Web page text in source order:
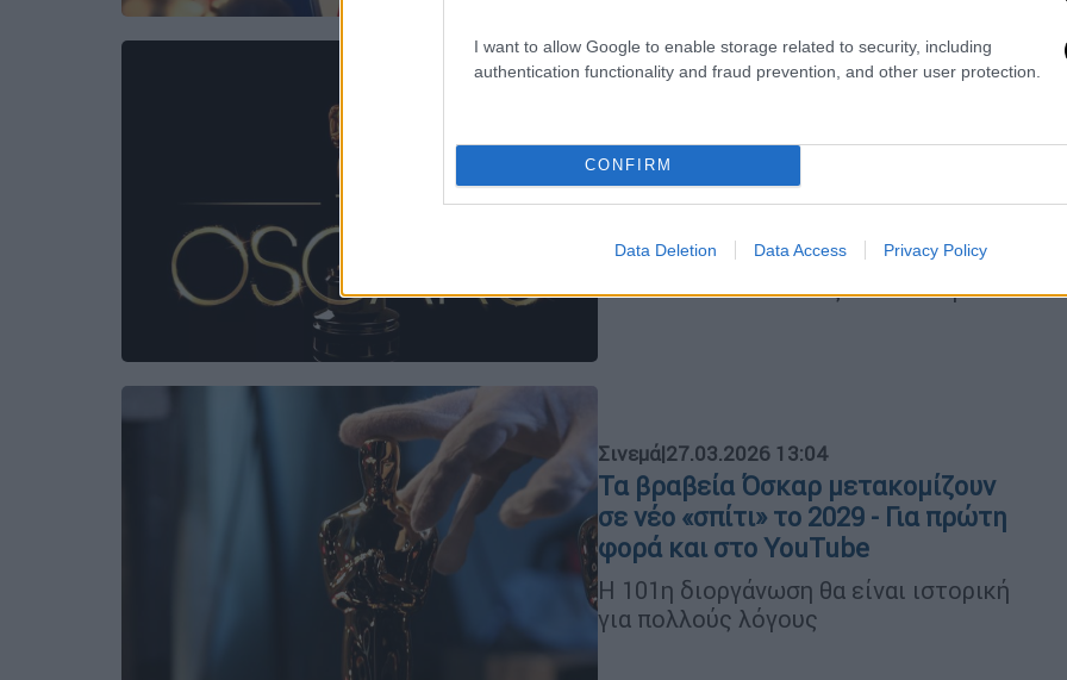
I want to allow Google to enable storage related to security, including
authentication functionality and fraud prevention, and other user protection.
CONFIRM
Data Deletion Data Access Privacy Policy
99ά και 100ά Όσκαρ - Τελευταία
μετάδοση στο ABC πριν το
Οι υποψηφιότητες για τα Όσκαρ 2027
θα ανακοινωθούν στις 21 Ιανουαρίου
Σινεμά|27.03.2026 13:04
Τα βραβεία Όσκαρ μετακομίζουν
σε νέο «σπίτι» το 2029 - Για πρώτη
φορά και στο YouTube
Η 101η διοργάνωση θα είναι ιστορική
για πολλούς λόγους